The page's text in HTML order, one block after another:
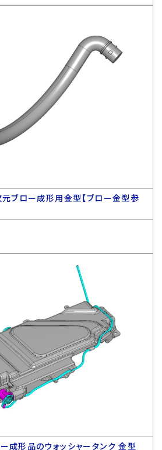
ブロー成形用金型【ブロー金型参
成形品のウォッシャータンク 金型